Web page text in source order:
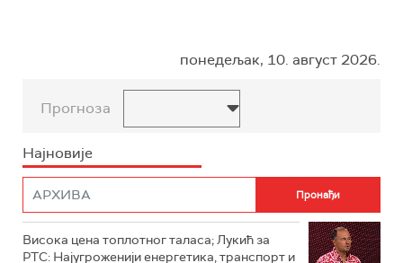
понедељак, 10. август 2026.
Прогноза
Најновије
Висока цена топлотног таласа; Лукић за
РТС: Најугроженији енергетика, транспорт и